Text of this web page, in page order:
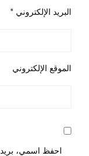
البريد الإلكتروني *
الموقع الإلكتروني
احفظ اسمي،